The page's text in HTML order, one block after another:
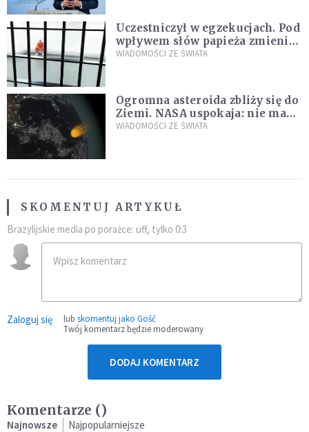
Uczestniczył w egzekucjach. Pod
wpływem słów papieża zmienił
zdanie
WIADOMOŚCI ZE ŚWIATA
Ogromna asteroida zbliży się do
Ziemi. NASA uspokaja: nie ma
zagrożenia
WIADOMOŚCI ZE ŚWIATA
SKOMENTUJ ARTYKUŁ
Brazylijskie media po porażce: uff, tylko 0:3
Zaloguj się lub skomentuj jako Gość
Twój komentarz będzie moderowany
DODAJ KOMENTARZ
Komentarze ()
Najnowsze Najpopularniejsze